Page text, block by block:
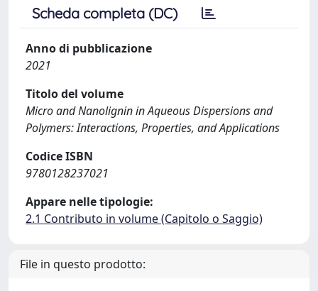
Scheda completa (DC)
Anno di pubblicazione
2021
Titolo del volume
Micro and Nanolignin in Aqueous Dispersions and
Polymers: Interactions, Properties, and Applications
Codice ISBN
9780128237021
Appare nelle tipologie:
2.1 Contributo in volume (Capitolo o Saggio)
File in questo prodotto: